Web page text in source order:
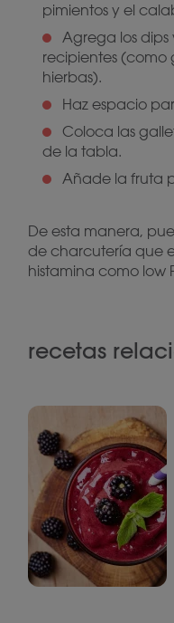
pimientos y el
Agrega los
recipientes
hierbas).
Haz espacio
Coloca las
de la tabla.
Añade la fruta
De esta manera,
de charcutería que
histamina como low
recetas